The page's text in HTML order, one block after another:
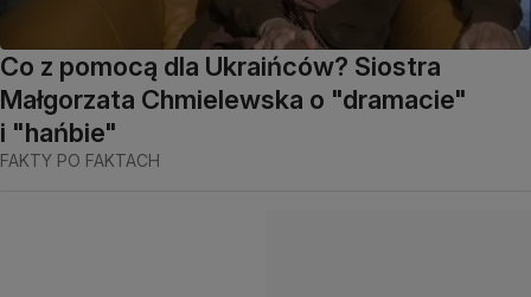
Co z pomocą dla Ukraińców? Siostra
Małgorzata Chmielewska o "dramacie"
i "hańbie"
FAKTY PO FAKTACH